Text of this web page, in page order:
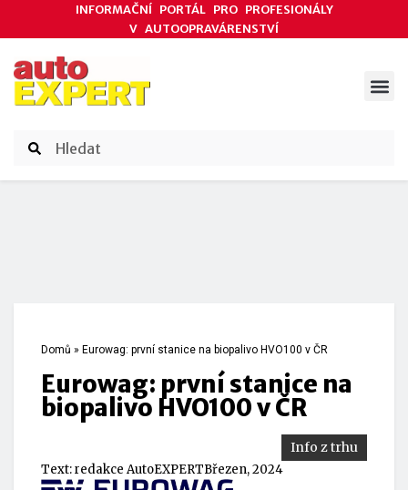
INFORMAČNÍ PORTÁL PRO PROFESIONÁLY
V AUTOOPRAVÁRENSTVÍ
Domů » Eurowag: první stanice na biopalivo HVO100 v ČR
Eurowag: první stanice na
biopalivo HVO100 v ČR
Info z trhu
Text:redakce AutoEXPERTBřezen, 2024